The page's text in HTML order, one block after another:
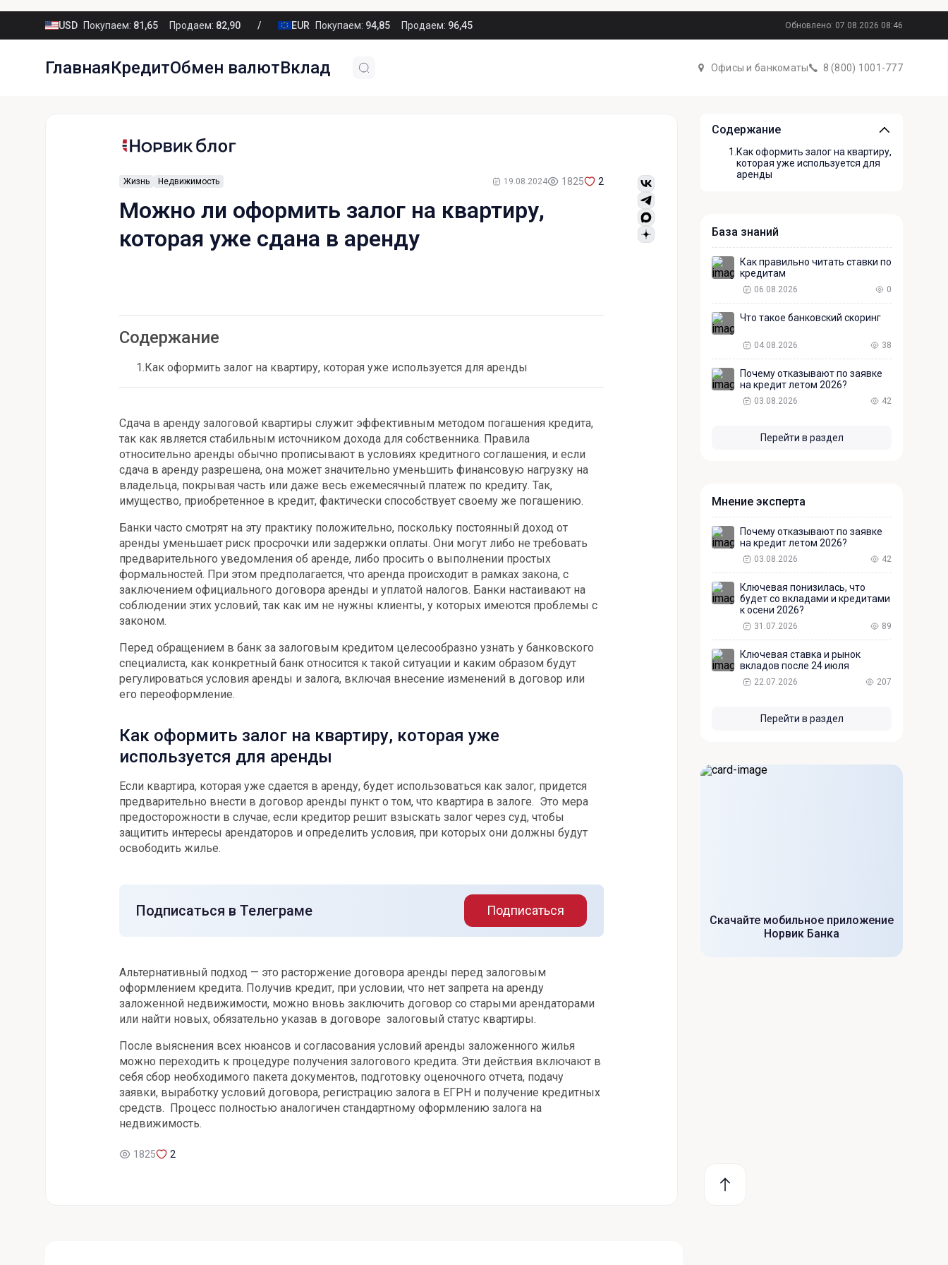
USD Покупаем: 81,65 Продаем: 82,90 EUR Покупаем: 94,85 Продаем: 96,45 Обновлено: 07.08.2026 08:46
ГлавнаяКредитОбмен валютВклад Офисы и банкоматы 8 (800) 1001-777
Жизнь Недвижимость 19.08.2024 1825 2
Можно ли оформить залог на квартиру,
которая уже сдана в аренду
Содержание
1.Как оформить залог на квартиру, которая уже используется для аренды
Сдача в аренду залоговой квартиры служит эффективным методом погашения кредита,
так как является стабильным источником дохода для собственника. Правила
относительно аренды обычно прописывают в условиях кредитного соглашения, и если
сдача в аренду разрешена, она может значительно уменьшить финансовую нагрузку на
владельца, покрывая часть или даже весь ежемесячный платеж по кредиту. Так,
имущество, приобретенное в кредит, фактически способствует своему же погашению.
Банки часто смотрят на эту практику положительно, поскольку постоянный доход от
аренды уменьшает риск просрочки или задержки оплаты. Они могут либо не требовать
предварительного уведомления об аренде, либо просить о выполнении простых
формальностей. При этом предполагается, что аренда происходит в рамках закона, с
заключением официального договора аренды и уплатой налогов. Банки настаивают на
соблюдении этих условий, так как им не нужны клиенты, у которых имеются проблемы с
законом.
Перед обращением в банк за залоговым кредитом целесообразно узнать у банковского
специалиста, как конкретный банк относится к такой ситуации и каким образом будут
регулироваться условия аренды и залога, включая внесение изменений в договор или
его переоформление.
Как оформить залог на квартиру, которая уже
используется для аренды
Если квартира, которая уже сдается в аренду, будет использоваться как залог, придется
предварительно внести в договор аренды пункт о том, что квартира в залоге. Это мера
предосторожности в случае, если кредитор решит взыскать залог через суд, чтобы
защитить интересы арендаторов и определить условия, при которых они должны будут
освободить жилье.
Подписаться в Телеграме Подписаться
Альтернативный подход — это расторжение договора аренды перед залоговым
оформлением кредита. Получив кредит, при условии, что нет запрета на аренду
заложенной недвижимости, можно вновь заключить договор со старыми арендаторами
или найти новых, обязательно указав в договоре залоговый статус квартиры.
После выяснения всех нюансов и согласования условий аренды заложенного жилья
можно переходить к процедуре получения залогового кредита. Эти действия включают в
себя сбор необходимого пакета документов, подготовку оценочного отчета, подачу
заявки, выработку условий договора, регистрацию залога в ЕГРН и получение кредитных
средств. Процесс полностью аналогичен стандартному оформлению залога на
недвижимость.
1825 2
Содержание
1. Как оформить залог на квартиру,
которая уже используется для
аренды
База знаний
Как правильно читать ставки по
кредитам
06.08.2026 0
Что такое банковский скоринг
04.08.2026 38
Почему отказывают по заявке
на кредит летом 2026?
03.08.2026 42
Перейти в раздел
Мнение эксперта
Почему отказывают по заявке
на кредит летом 2026?
03.08.2026 42
Ключевая понизилась, что
будет со вкладами и кредитами
к осени 2026?
31.07.2026 89
Ключевая ставка и рынок
вкладов после 24 июля
22.07.2026 207
Перейти в раздел
Скачайте мобильное приложение
Норвик Банка